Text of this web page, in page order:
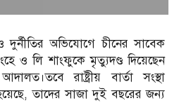
অভিযোগে চীনের সাবেক
ও লি শাংফুকে মৃত্যুদণ্ড দিয়েছেন
রাষ্ট্রীয় বার্তা সংস্থা
তাদের সাজা দুই বছরের জন্য